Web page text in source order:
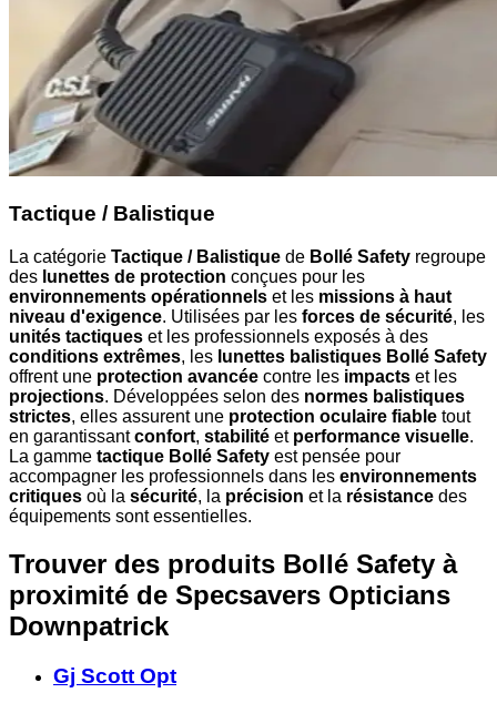
Tactique / Balistique
La catégorie Tactique / Balistique de Bollé Safety regroupe
des lunettes de protection conçues pour les
environnements opérationnels et les missions à haut
niveau d'exigence. Utilisées par les forces de sécurité, les
unités tactiques et les professionnels exposés à des
conditions extrêmes, les lunettes balistiques Bollé Safety
offrent une protection avancée contre les impacts et les
projections. Développées selon des normes balistiques
strictes, elles assurent une protection oculaire fiable tout
en garantissantconfort, stabilité et performance visuelle.
La gamme tactique Bollé Safety est pensée pour
accompagner les professionnels dans les environnements
critiques où la sécurité, la précision et la résistance des
équipements sont essentielles.
Trouver des produits Bollé Safety à
proximité de Specsavers Opticians
Downpatrick
Gj Scott Opt